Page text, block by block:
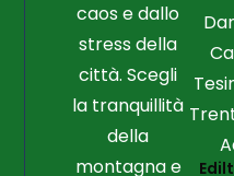
caos e dallo
stress della
città. Scegli
la tranquillità
della
montagna e